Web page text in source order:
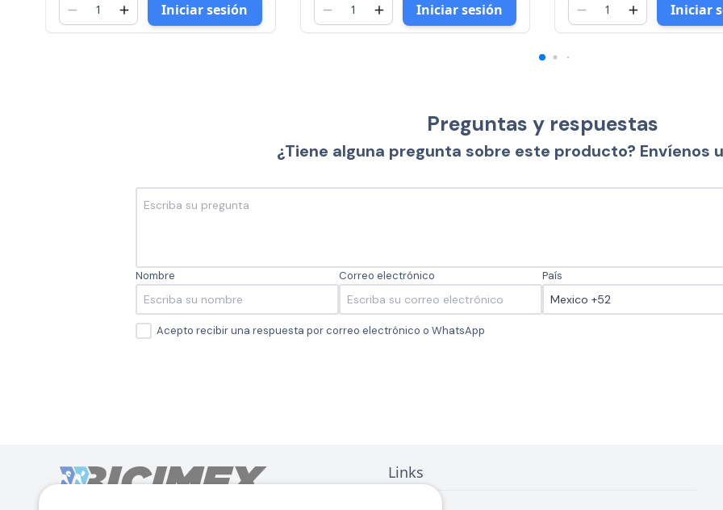
Iniciar sesión Iniciar sesión Iniciar
Preguntas y respuestas
¿Tiene alguna pregunta sobre este producto? Envíenos
Nombre Correo electrónico País
Acepto recibir una respuesta por correo electrónico o WhatsApp
Links